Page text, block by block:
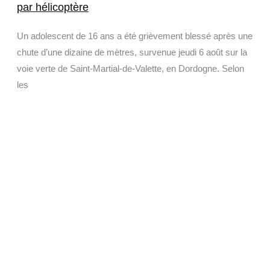
par hélicoptère
Un adolescent de 16 ans a été grièvement blessé après une
chute d’une dizaine de mètres, survenue jeudi 6 août sur la
voie verte de Saint-Martial-de-Valette, en Dordogne. Selon
les